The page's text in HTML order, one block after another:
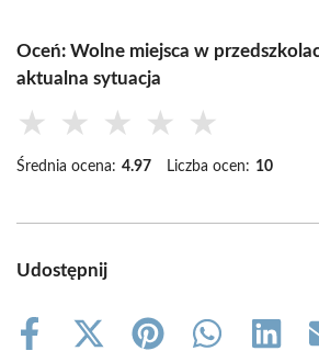
Oceń: Wolne miejsca w
aktualna sytuacja
★ ★ ★ ★ ★
Średnia ocena: 4.97 Liczba ocen: 10
Udostępnij
Share
Share
Share
Share
Share